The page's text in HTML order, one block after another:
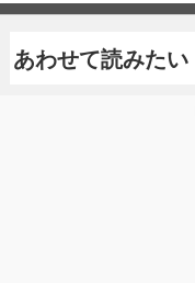
あわせて読みたい